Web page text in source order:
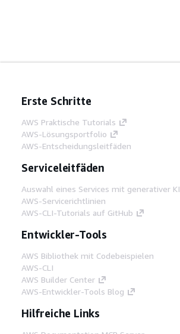
Erste Schritte
AWS Praktische Tutorials
AWS-Lösungsportfolio
AWS-Entscheidungsleitfäden
Serviceleitfäden
Auswahl eines Services mit generativer KI
AWS-Servicerichtlinien
AWS-CLI-Tutorials auf GitHub
Entwickler-Tools
AWS Bibliothek mit Codebeispielen
AWS-CLI
AWS Builder Center
AWS-Entwickler-Tools Blog
Hilfreiche Links